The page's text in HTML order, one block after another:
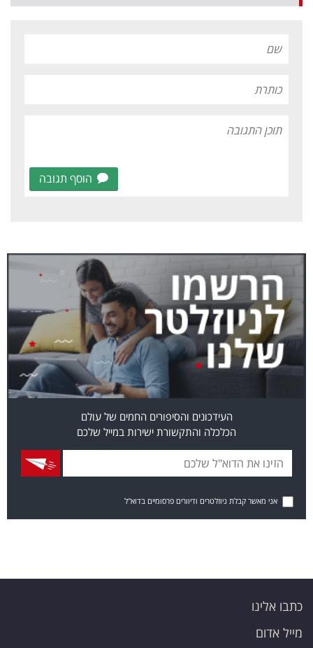
הוסף תגובה
העידכונים והסיפורים החמים של עולם
הכלכלה והתקשורת ישירות במייל שלכם
אני מאשר קבלת ניוזלטרים ודיוורים פרסומיים בדוא"ל
כתבו אלינו
מייל אדום